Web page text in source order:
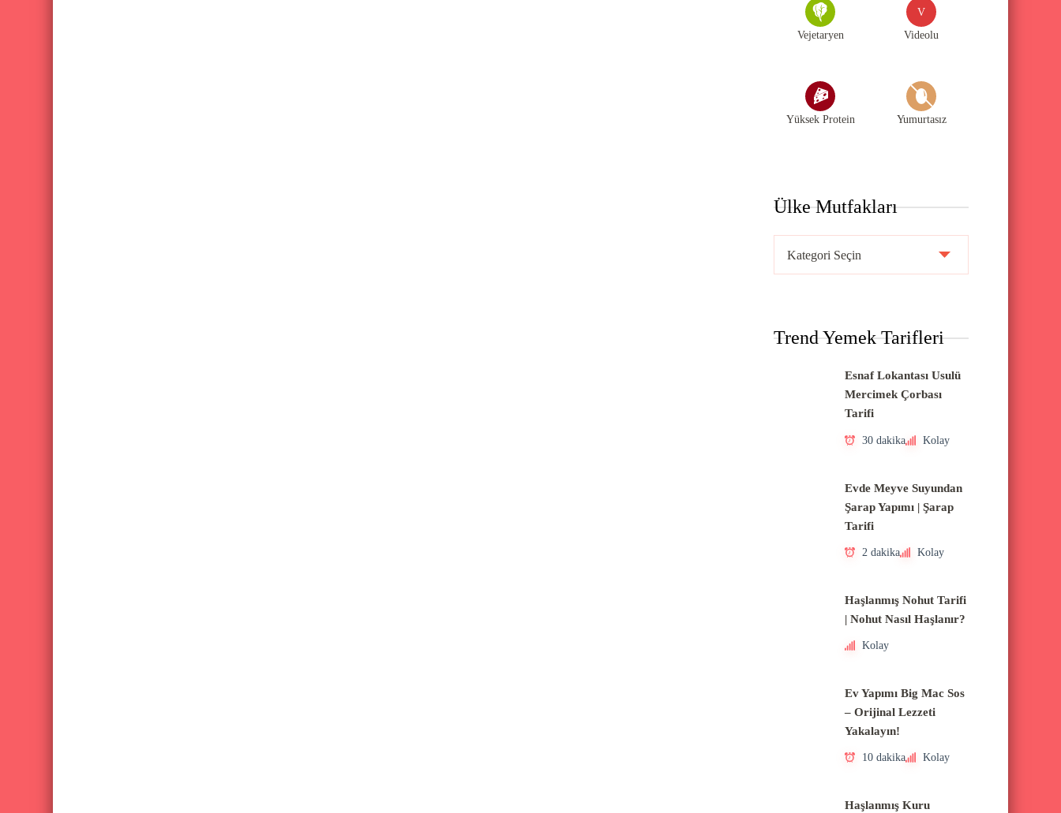
Vejetaryen
V
Videolu
Yüksek Protein Yumurtasız
Ülke Mutfakları
l
M
Trend Yemek Tarifleri
Esnaf Lokantası Usulü
Mercimek Çorbası
Tarifi
30 dakika Kolay
Evde Meyve Suyundan
Şarap Yapımı | Şarap
Tarifi
2 dakika Kolay
Haşlanmış Nohut Tarifi
| Nohut Nasıl Haşlanır?
Kolay
Ev Yapımı Big Mac Sos
– Orijinal Lezzeti
Yakalayın!
10 dakika Kolay
Haşlanmış Kuru